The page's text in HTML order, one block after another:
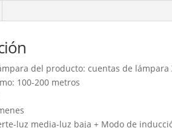
del producto: cuentas de lámpara
100-200 metros
luz media-luz baja + Modo de